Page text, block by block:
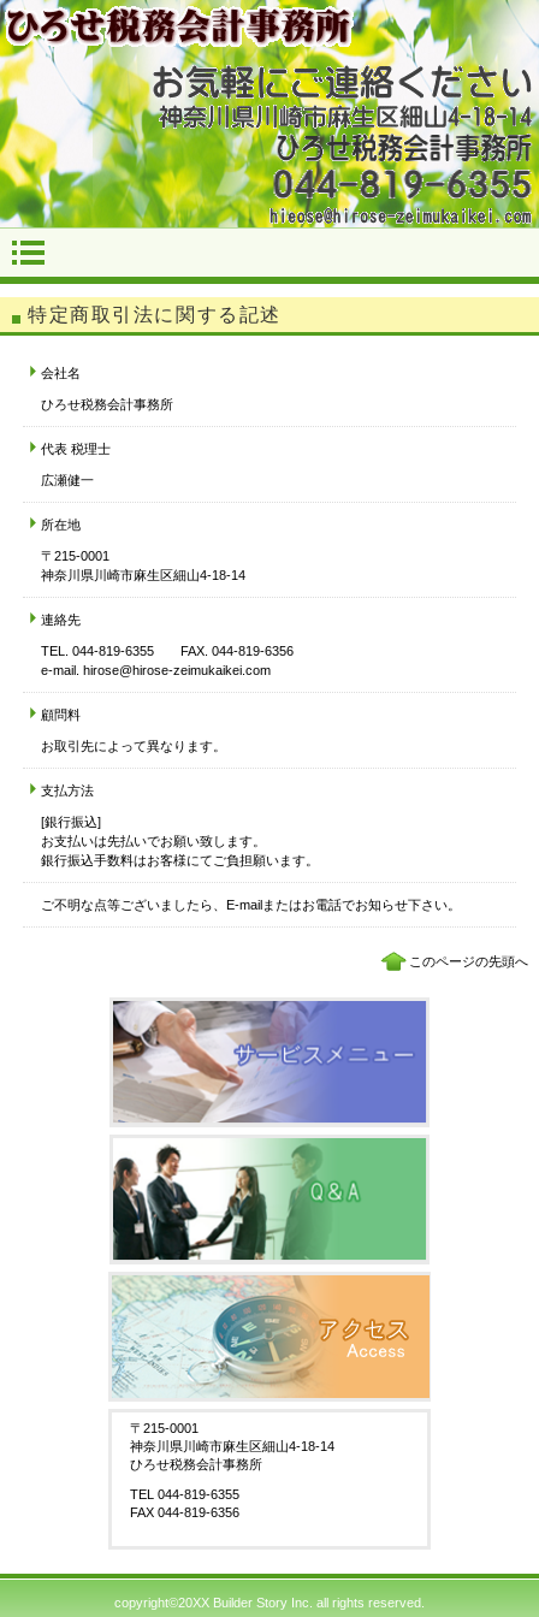
特定商取引法に関する記述
会社名
ひろせ税務会計事務所
代表 税理士
広瀬健一
所在地
〒215-0001
神奈川県川崎市麻生区細山4-18-14
連絡先
TEL. 044-819-6355 FAX. 044-819-6356
e-mail. hirose@hirose-zeimukaikei.com
顧問料
お取引先によって異なります。
支払方法
[銀行振込]
お支払いは先払いでお願い致します。
銀行振込手数料はお客様にてご負担願います。
ご不明な点等ございましたら、E-mailまたはお電話でお知らせ下さい。
このページの先頭へ
〒215-0001
神奈川県川崎市麻生区細山4-18-14
ひろせ税務会計事務所
TEL 044-819-6355
FAX 044-819-6356
copyright©20XX Builder Story Inc. all rights reserved.